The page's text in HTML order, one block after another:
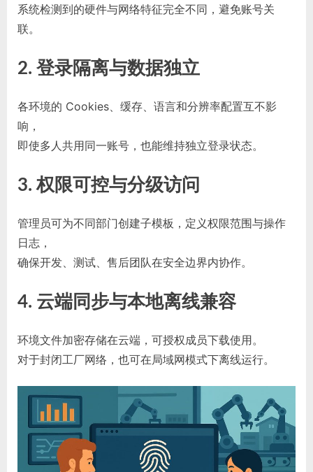
系统检测到的硬件与网络特征完全不同，避免账号关
联。
2. 登录隔离与数据独立
各环境的 Cookies、缓存、语言和分辨率配置互不影
响，
即使多人共用同一账号，也能维持独立登录状态。
3. 权限可控与分级访问
管理员可为不同部门创建子模板，定义权限范围与操作
日志，
确保开发、测试、售后团队在安全边界内协作。
4. 云端同步与本地离线兼容
环境文件加密存储在云端，可授权成员下载使用。
对于封闭工厂网络，也可在局域网模式下离线运行。